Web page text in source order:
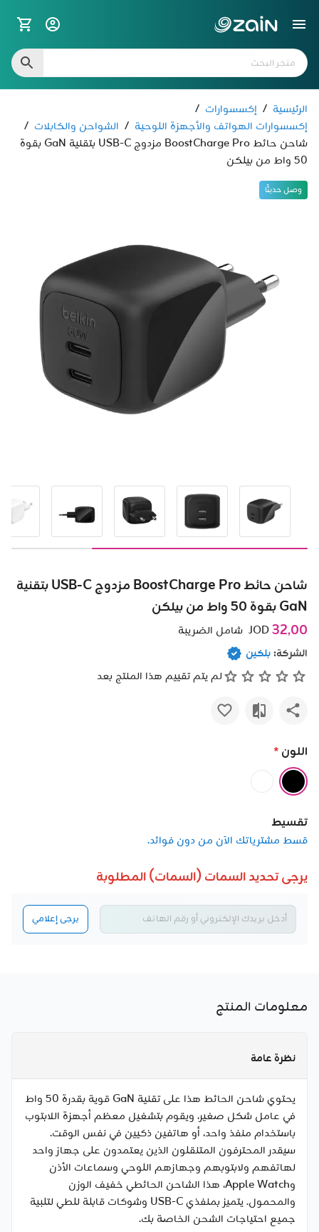
الرئيسية / إكسسوارات /
إكسسوارات الهواتف والأجهزة اللوحية / الشواحن والكابلات /
شاحن حائط BoostCharge Pro مزدوج USB-C بتقنية GaN بقوة
50 واط من بيلكن
وصل حديثًا
شاحن حائط BoostCharge Pro مزدوج USB-C بتقنية
GaN بقوة 50 واط من بيلكن
32٫00
شامل الضريبة
الشركة:بلكين
لم يتم تقييم هذا المنتج بعد
اللون *
تقسيط
قسط مشترياتك الآن من دون فوائد.
يرجى تحديد السمات (السمات) المطلوبة
يرجى إعلامي
معلومات المنتج
نظرة عامة
يحتوي شاحن الحائط هذا على تقنية GaN قوية بقدرة 50 واط
في عامل شكل صغير، ويقوم بتشغيل معظم أجهزة اللابتوب
باستخدام منفذ واحد، أو هاتفين ذكيين في نفس الوقت.
سيقدر المحترفون المتنقلون الذين يعتمدون على جهاز واحد
لهاتفهم ولابتوبهم وجهازهم اللوحي وسماعات الأذن
وApple Watch، هذا الشاحن الحائطي خفيف الوزن
والمحمول. يتميز بمنفذي USB-C وشوكات قابلة للطي لتلبية
جميع احتياجات الشحن الخاصة بك.